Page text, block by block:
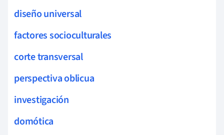
diseño universal
factores socioculturales
corte transversal
perspectiva oblicua
investigación
domótica